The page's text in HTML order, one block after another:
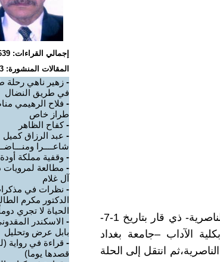
ولد الشاعر ناهض فليح حسن محمد علي الدروغ في الناصرية- ذي قار بتاريخ 1-7-
بكلية الآداب –جامعة بغداد
1957م و تعين مدرسا سنة 1958م في الناصرية،ثم انتقل إلى الحلة
إجمالي القراءات: 5,271,639
المقالات المنشورة: 1,023
- زهير ناهي رحلة
في طريق النضال
- فلاح الرهيمي
طراز خاص
-كفاح الظاهر
- عبد الرزاق كميل
شاعــــرا
- وقفية مملكة أودة
- مطالعة لمرويات
آل غلام
- نظرات في
الدكتور مكرم
الحياة لا تجري
- الاسكندر
بابل عرض وتحليل
- قراءة في رواية
قصدها يوما)